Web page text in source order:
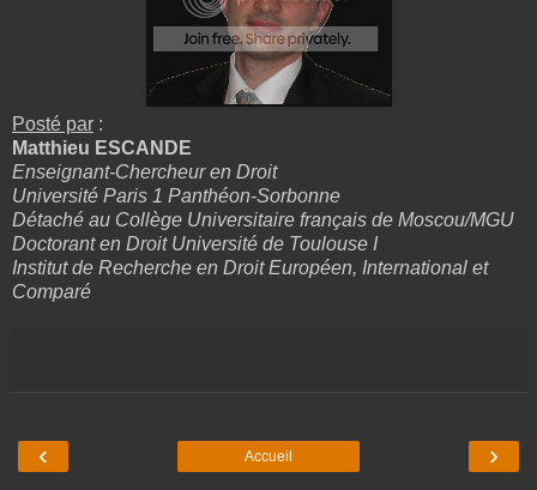
Posté par :
Matthieu ESCANDE
Enseignant-Chercheur en Droit
Université Paris 1 Panthéon-Sorbonne
Détaché au Collège Universitaire français de Moscou/MGU
Doctorant en Droit Université de Toulouse I
Institut de Recherche en Droit Européen, International et
Comparé
‹ ›
Accueil